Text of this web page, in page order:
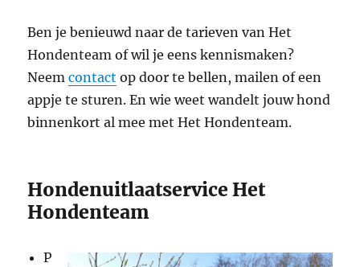
Ben je benieuwd naar de tarieven van Het
Hondenteam of wil je eens kennismaken?
Neemcontact op door te bellen, mailen of een
appje te sturen. En wie weet wandelt jouw hond
binnenkort al mee met Het Hondenteam.
Hondenuitlaatservice Het
Hondenteam
P